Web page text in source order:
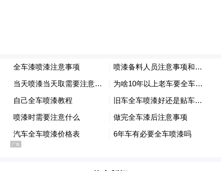
值得关注的是，陈贝儿的表达方式兼具国际
视野与专业克制。依托其长期在香港电视广